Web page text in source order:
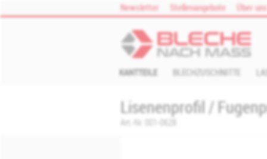
Newsletter Stellenangebote Über uns
KANTTEILE BLECHZUSCHNITTE
Lisenenprofil /
Art.-Nr. 001-0628